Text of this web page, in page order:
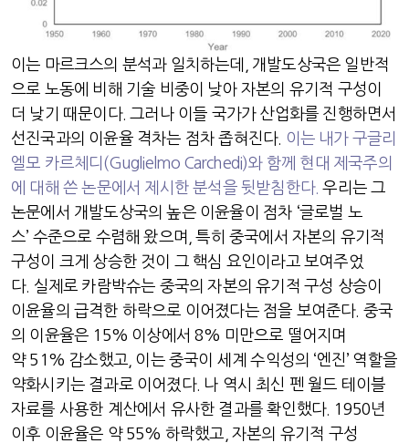
이는 마르크스의 분석과 일치하는데
개발도상국은 일반적
으로 노동에 비해 기술 비중이 낮아 자본의 유기적 구성이
더 낮기 때문이다.그러나 이들 국가가 산업화를 진행하면서
선진국과의 이윤율 격차는 점차 좁혀진다. 이는 내가 구글리
엘모 카르체디 (Guglielmo Carchedi)와 함께 현대 제국주의
에 대해 쓴 논문에서 제시한 분석을 뒷받침한다. 우리는 그
논문에서 개발도상국의 높은 이윤율이 점차 ‘글로벌 노
스’ 수준으로 수렴해 왔으며 ,특히 중국에서 자본의 유기적
구성이 크게 상승한 것이 그 핵심 요인이라고 보여주었
다. 실제로 카람박슈는 중국의 자본의 유기적 구성 상승이
이윤율의 급격한 하락으로 이어졌다는 점을 보여준다. 중국
의 이윤율은 15% 이상에서8% 미만으로 떨어지며
약 51% 감소했고 이는 중국이 세계 수익성의 ‘엔진’ 역할을
약화시키는 결과로 이어졌다. 나 역시 최신 펜 월드 테이블
자료를 사용한 계산에서 유사한 결과를 확인했다. 1950년
이후 이윤율은 약 55% 하락했고 ,자본의 유기적 구성